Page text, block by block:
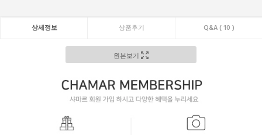
상세정보 상품후기 Q&A ( 10 )
원본보기